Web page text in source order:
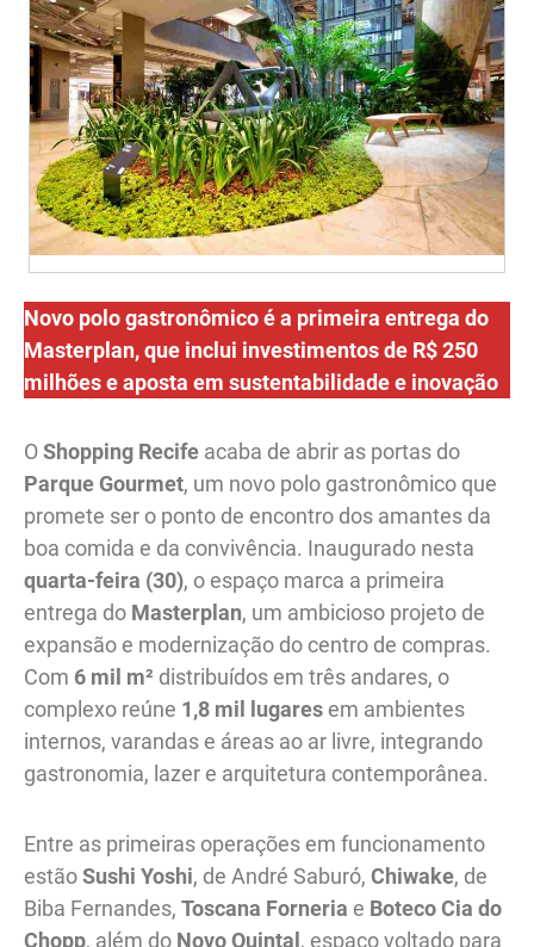
Novo polo gastronômico é a primeira entrega do
Masterplan, que inclui investimentos de R$ 250
milhões e aposta em sustentabilidade e inovação
OShopping Recife acaba de abrir as portas do
Parque Gourmet, um novo polo gastronômico que
promete ser o ponto de encontro dos amantes da
boa comida e da convivência. Inaugurado nesta
quarta-feira (30), o espaço marca a primeira
entrega do Masterplan, um ambicioso projeto de
expansão e modernização do centro de compras.
Com 6 mil m² distribuídos em três andares, o
complexo reúne 1,8 mil lugares em ambientes
internos, varandas e áreas ao ar livre, integrando
gastronomia, lazer e arquitetura contemporânea.
Entre as primeiras operações em funcionamento
estãoSushi Yoshi, de André Saburó, Chiwake, de
Biba Fernandes, Toscana Forneria e Boteco Cia do
Chopp, além do Novo Quintal, espaço voltado para